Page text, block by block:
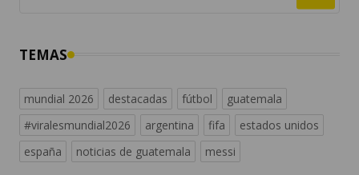
TEMAS
mundial 2026 destacadas fútbol
guatemala
#viralesmundial2026
argentina fifa
estados unidos
españa
noticias de guatemala messi